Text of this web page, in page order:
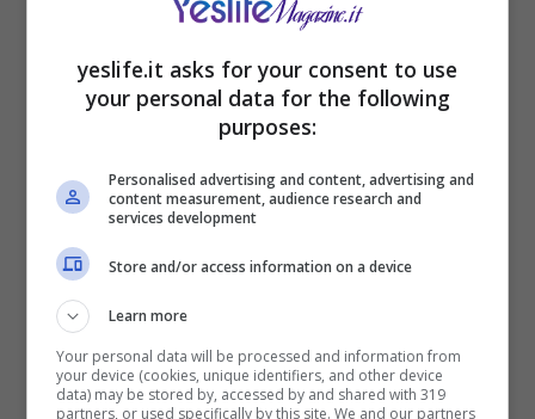
Ritocco della ricrescita: errori
comuni da evitare
yeslife.it asks for your consent to use
your personal data for the following
purposes:
Personalised advertising and content, advertising and
content measurement, audience research and
services development
Store and/or access information on a device
Learn more
Your personal data will be processed and information from
your device (cookies, unique identifiers, and other device
data) may be stored by, accessed by and shared with 319
partners, or used specifically by this site. We and our partners